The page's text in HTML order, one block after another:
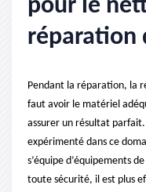
pour le
réparation
Pendant la réparation, la
faut avoir le matériel
assurer un résultat
expérimenté dans ce
s’équipe d’équipements
toute sécurité, il est plus